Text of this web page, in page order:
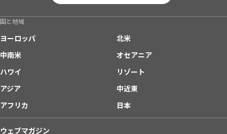
国と地域
ヨーロッパ
北米
中南米
オセアニア
ハワイ
リゾート
アジア
中近東
アフリカ
日本
ウェブマガジン